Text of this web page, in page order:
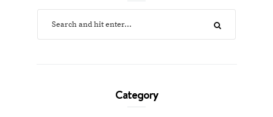
Category